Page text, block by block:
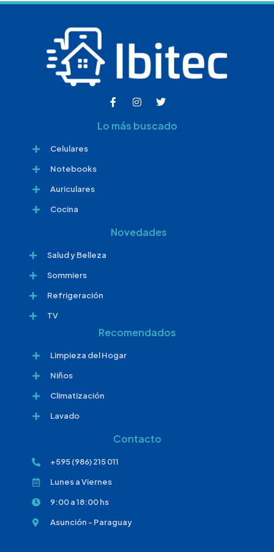
Lo más buscado
Celulares
Notebooks
Auriculares
Cocina
Novedades
Salud y Belleza
Sommiers
Refrigeración
TV
Recomendados
Limpieza del Hogar
Niños
Climatización
Lavado
Contacto
+595 (986) 215 011
Lunes a Viernes
9:00 a 18:00 hs
Asunción - Paraguay